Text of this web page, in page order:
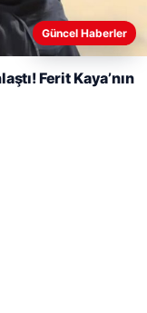
amacıyla çerezler
Güncel Haberler
Ferit Kaya’nın